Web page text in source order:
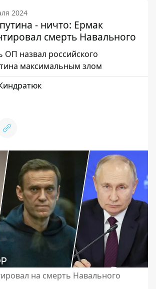
2024
- ничто: Ермак
смерть Навального
ОП назвал российского
максимальным злом
на смерть Навального